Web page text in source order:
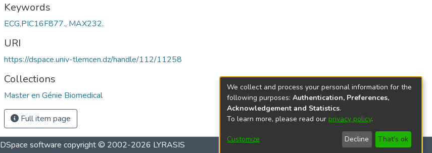
Keywords
ECG,PIC16F877., MAX232.
URI
https://dspace.univ-tlemcen.dz/handle/112/11258
Collections
Master en Génie Biomedical
Full item page
DSpace software copyright © 2002-2026 LYRASIS
We collect and process your personal information for the
following purposes: Authentication, Preferences,
Acknowledgement and Statistics.
To learn more, please read our privacy policy.
Customize Decline That's ok